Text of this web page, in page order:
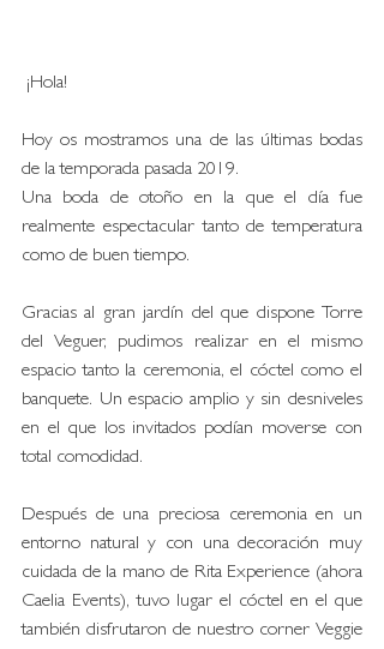
¡Hola!
Hoy os mostramos una de las últimas bodas
de la temporada pasada 2019.
Una boda de otoño en la que el día fue
realmente espectacular tanto de temperatura
como de buen tiempo.
Gracias al gran jardín del que dispone Torre
del Veguer, pudimos realizar en el mismo
espacio tanto la ceremonia, el cóctel como el
banquete. Un espacio amplio y sin desniveles
en el que los invitados podían moverse con
total comodidad.
Después de una preciosa ceremonia en un
entorno natural y con una decoración muy
cuidada de la mano de Rita Experience (ahora
Caelia Events), tuvo lugar el cóctel en el que
también disfrutaron de nuestro corner Veggie